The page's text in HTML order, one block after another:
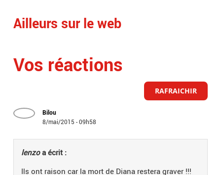
Ailleurs sur le web
Vos réactions
RAFRAICHIR
Bilou
8/mai/2015 - 09h58
lenzoa écrit :
Ils ont raison car la mort de Diana restera graver !!!